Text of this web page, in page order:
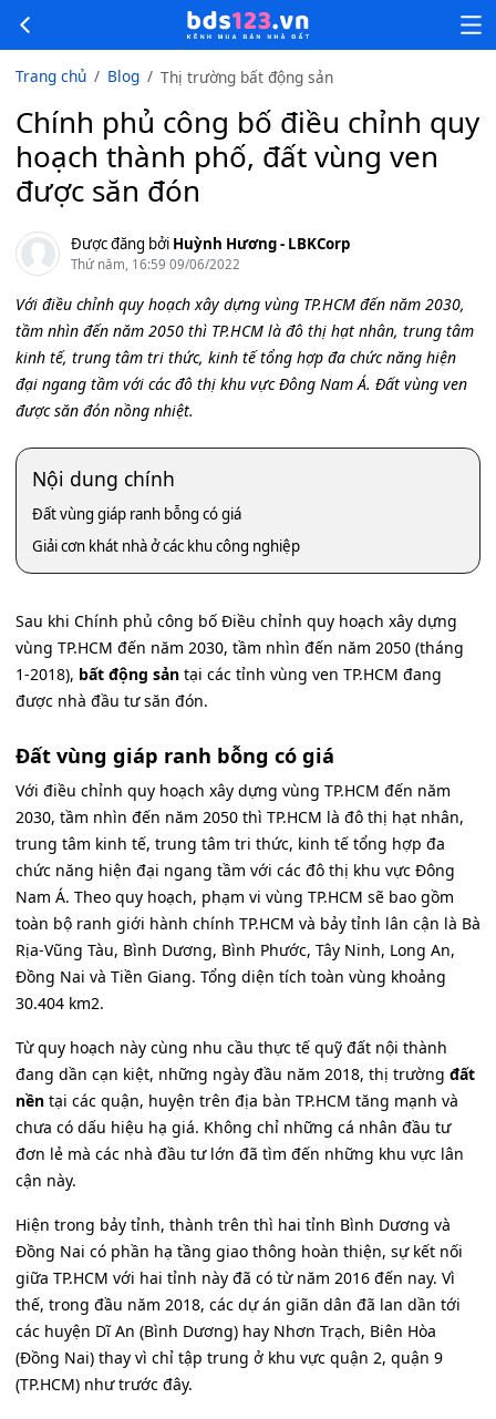
Trang chủ Blog Thị trường bất động sản
Chính phủ công bố điều chỉnh quy
hoạch thành phố, đất vùng ven
được săn đón
Được đăng bởi Huỳnh Hương - LBKCorp
Thứ năm, 16:59 09/06/2022
Với điều chỉnh quy hoạch xây dựng vùng TP.HCM đến năm 2030,
tầm nhìn đến năm 2050 thì TP.HCM là đô thị hạt nhân, trung tâm
kinh tế, trung tâm tri thức, kinh tế tổng hợp đa chức năng hiện
đại ngang tầm với các đô thị khu vực Đông Nam Á. Đất vùng ven
được săn đón nồng nhiệt.
Nội dung chính
Đất vùng giáp ranh bỗng có giá
Giải cơn khát nhà ở các khu công nghiệp
Sau khi Chính phủ công bố Điều chỉnh quy hoạch xây dựng
vùng TP.HCM đến năm 2030, tầm nhìn đến năm 2050 (tháng
1-2018), bất động sản tại các tỉnh vùng ven TP.HCM đang
được nhà đầu tư săn đón.
Đất vùng giáp ranh bỗng có giá
Với điều chỉnh quy hoạch xây dựng vùng TP.HCM đến năm
2030, tầm nhìn đến năm 2050 thì TP.HCM là đô thị hạt nhân,
trung tâm kinh tế, trung tâm tri thức, kinh tế tổng hợp đa
chức năng hiện đại ngang tầm với các đô thị khu vực Đông
Nam Á. Theo quy hoạch, phạm vi vùng TP.HCM sẽ bao gồm
toàn bộ ranh giới hành chính TP.HCM và bảy tỉnh lân cận là Bà
Rịa-Vũng Tàu, Bình Dương, Bình Phước, Tây Ninh, Long An,
Đồng Nai và Tiền Giang. Tổng diện tích toàn vùng khoảng
30.404 km2.
Từ quy hoạch này cùng nhu cầu thực tế quỹ đất nội thành
đang dần cạn kiệt, những ngày đầu năm 2018, thị trường đất
nền tại các quận, huyện trên địa bàn TP.HCM tăng mạnh và
chưa có dấu hiệu hạ giá. Không chỉ những cá nhân đầu tư
đơn lẻ mà các nhà đầu tư lớn đã tìm đến những khu vực lân
cận này.
Hiện trong bảy tỉnh, thành trên thì hai tỉnh Bình Dương và
Đồng Nai có phần hạ tầng giao thông hoàn thiện, sự kết nối
giữa TP.HCM với hai tỉnh này đã có từ năm 2016 đến nay. Vì
thế, trong đầu năm 2018, các dự án giãn dân đã lan dần tới
các huyện Dĩ An (Bình Dương) hay Nhơn Trạch, Biên Hòa
(Đồng Nai) thay vì chỉ tập trung ở khu vực quận 2, quận 9
(TP.HCM) như trước đây.